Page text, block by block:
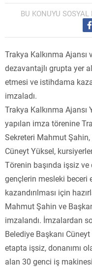
BU KONUYU
Trakya Kalkınma
dezavantajlı grupta yer
etmesi ve istihdama
imzaladı.
Trakya Kalkınma
yapılan imza törenine
Sekreteri Mahmut
Cüneyt Yüksel,
Törenin başında işsiz
gençlerin mesleki beceri
kazandırılması için
Mahmut Şahin ve
imzalandı. İmzalardan
Belediye Başkanı
etapta işsiz, donanımı
alan 30 genci iş